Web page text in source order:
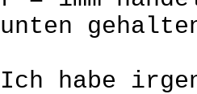
unten
Ich habe